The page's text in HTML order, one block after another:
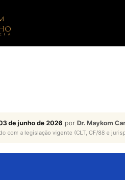
de junho de 2026 por Dr. Maykom
com a legislação vigente (CLT, CF/88 e